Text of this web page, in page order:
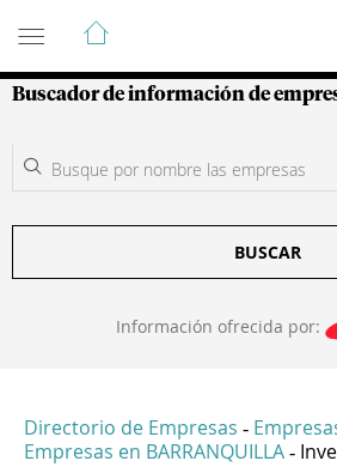
Guía de Empresas
Buscador de información de
BUSCAR
Información ofrecida por:
Directorio de Empresas -
Empresas en BARRANQUILLA -